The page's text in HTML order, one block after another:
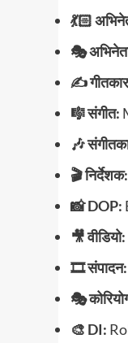
💃🏻
🎭
✍
🎼 संगीत:
🎶
🎬 निर्देशक:
📸 DOP:
🎥 वीडियो:
🎞️ संपादन:
🎭
🎨 DI: